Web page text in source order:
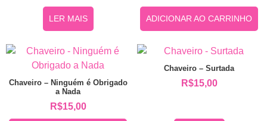
LER MAIS ADICIONAR AO CARRINHO
Chaveiro – Ninguém é Obrigado
a Nada
R$15,00
Chaveiro – Surtada
R$15,00